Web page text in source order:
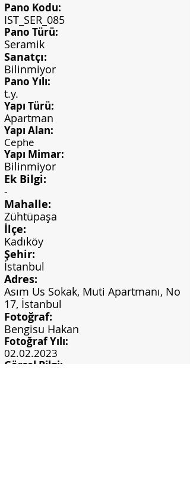
Pano Kodu:
IST_SER_085
Pano Türü:
Seramik
Sanatçı:
Bilinmiyor
Pano Yılı:
t.y.
Yapı Türü:
Apartman
Yapı Alan:
Cephe
Yapı Mimar:
Bilinmiyor
Ek Bilgi:
-
Mahalle:
Zühtüpaşa
İlçe:
Kadıköy
Şehir:
İstanbul
Adres:
Asım Us Sokak, Muti Apartmanı, No
17, İstanbul
Fotoğraf:
Bengisu Hakan
Fotoğraf Yılı:
02.02.2023
Görsel Bilgi: